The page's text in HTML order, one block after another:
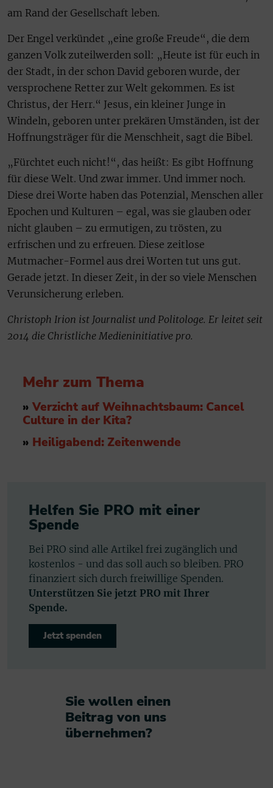
am Rand der Gesellschaft leben.
Der Engel verkündet „eine große Freude“, die dem
ganzen Volk zuteilwerden soll: „Heute ist für euch in
der Stadt, in der schon David geboren wurde, der
versprochene Retter zur Welt gekommen. Es ist
Christus, der Herr.“ Jesus, ein kleiner Junge in
Windeln, geboren unter prekären Umständen, ist der
Hoffnungsträger für die Menschheit, sagt die Bibel.
„Fürchtet euch nicht!“, das heißt: Es gibt Hoffnung
für diese Welt. Und zwar immer. Und immer noch.
Diese drei Worte haben das Potenzial, Menschen aller
Epochen und Kulturen – egal, was sie glauben oder
nicht glauben – zu ermutigen, zu trösten, zu
erfrischen und zu erfreuen. Diese zeitlose
Mutmacher-Formel aus drei Worten tut uns gut.
Gerade jetzt. In dieser Zeit, in der so viele Menschen
Verunsicherung erleben.
Christoph Irion ist Journalist und Politologe. Er leitet seit
2014 die Christliche Medieninitiative pro.
Mehr zum Thema
» Verzicht auf Weihnachtsbaum: Cancel
Culture in der Kita?
» Heiligabend: Zeitenwende
Helfen Sie PRO mit einer
Spende
Bei PRO sind alle Artikel frei zugänglich und
kostenlos - und das soll auch so bleiben. PRO
finanziert sich durch freiwillige Spenden.
Unterstützen Sie jetzt PRO mit Ihrer
Spende.
Jetzt spenden
Sie wollen einen
Beitrag von uns
übernehmen?​